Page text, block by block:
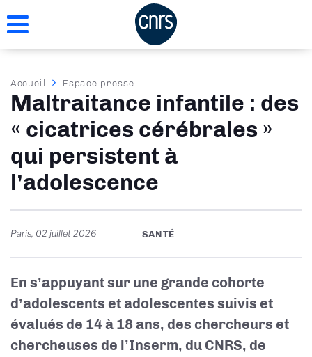
au
Fil
d'Ariane
Accueil Espace presse
Maltraitance infantile : des
« cicatrices cérébrales »
qui persistent à
l’adolescence
Paris, 02 juillet 2026 SANTÉ
En s’appuyant sur une grande cohorte
d’adolescents et adolescentes suivis et
évalués de 14 à 18 ans, des chercheurs et
chercheuses de l’Inserm, du CNRS, de